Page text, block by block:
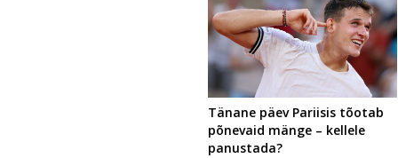
Tänane päev Pariisis tõotab
põnevaid mänge – kellele
panustada?